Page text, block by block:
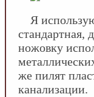
Я
ножовку
же пилят
канализации.